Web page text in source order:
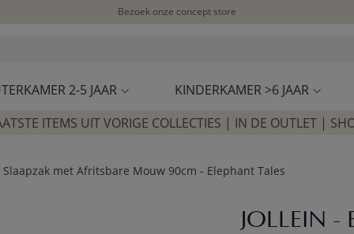
Bezoek onze concept store
2-5 JAAR KINDERKAMER >6 JAAR
ITEMS UIT VORIGE COLLECTIES | IN DE OUTLET |
Slaapzak met Afritsbare Mouw 90cm - Elephant Tales
JOLLEIN -